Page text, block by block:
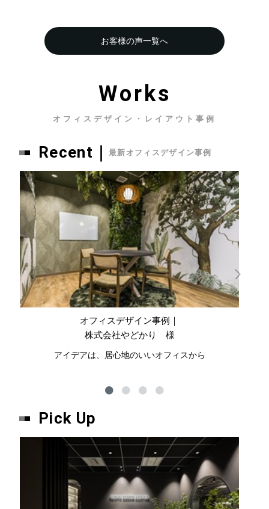
お客様の声一覧へ
Works
オフィスデザイン・レイアウト事例
Recent｜最新オフィスデザイン事例
オフィスデザイン事例｜
株式会社やどかり 様
アイデアは、居心地のいいオフィスから
Pick Up